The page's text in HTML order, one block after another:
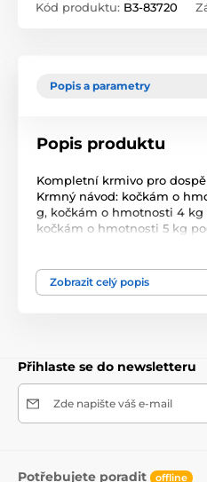
Kód produktu: B3-83720
Popis a parametry
Popis produktu
Kompletní krmivo pro
Krmný návod: kočkám o
g, kočkám o hmotnosti 4 kg
kočkám o hmotnosti 5 kg
hrubé oleje a tuky 6,5%,
vláknina 0,5%, vitamín D3
Zobrazit celý popis
Přihlaste se do newsletteru
Zde napište váš e-mail
Potřebujete poradit offline